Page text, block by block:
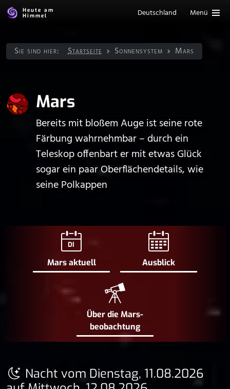
Heute am
Himmel
Deutschland Menü
Sie sind hier: Startseite Sonnen­system Mars
Mars
Bereits mit bloßem Auge ist seine rote
Färbung wahrnehmbar – durch ein
Teleskop offenbart er mit etwas Glück
sogar ein paar Oberflächendetails, wie
seine Polkappen
DI
Mars aktuell Ausblick
Über die Mars­
beobachtung
Nacht vom Dienstag, 11.08.2026